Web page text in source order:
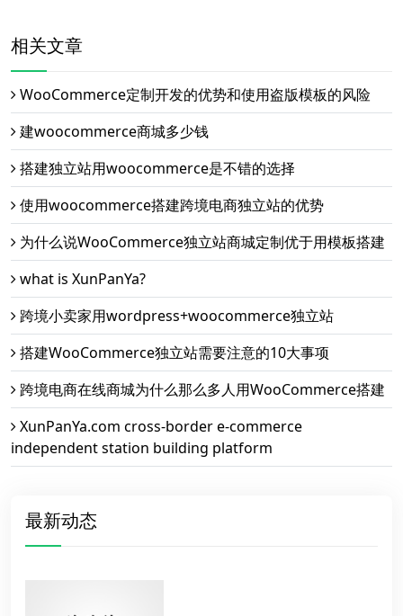
相关文章
WooCommerce定制开发的优势和使用盗版模板的风险
建woocommerce商城多少钱
搭建独立站用woocommerce是不错的选择
使用woocommerce搭建跨境电商独立站的优势
为什么说WooCommerce独立站商城定制优于用模板搭建
what is XunPanYa?
跨境小卖家用wordpress+woocommerce独立站
搭建WooCommerce独立站需要注意的10大事项
跨境电商在线商城为什么那么多人用WooCommerce搭建
XunPanYa.com cross-border e-commerce
independent station building platform
最新动态